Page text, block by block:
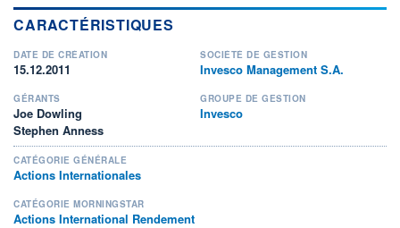
CARACTÉRISTIQUES
DATE DE CRÉATION
15.12.2011
SOCIÉTÉ DE GESTION
Invesco Management S.A.
GÉRANTS
Joe Dowling
Stephen Anness
GROUPE DE GESTION
Invesco
CATÉGORIE GÉNÉRALE
Actions Internationales
CATÉGORIE MORNINGSTAR
Actions International Rendement